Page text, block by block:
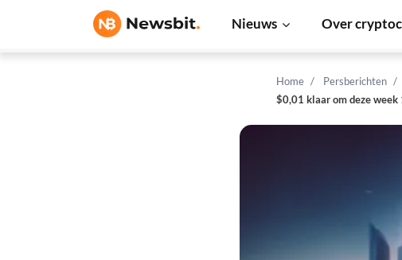
Nieuws Over
Home Persberichten
$0,01 klaar om deze week